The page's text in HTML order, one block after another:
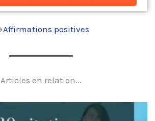
Affirmations positives
Articles en relation...